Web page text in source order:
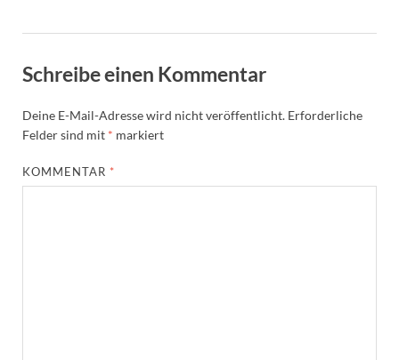
Schreibe einen Kommentar
Deine E-Mail-Adresse wird nicht veröffentlicht. Erforderliche
Felder sind mit * markiert
KOMMENTAR *